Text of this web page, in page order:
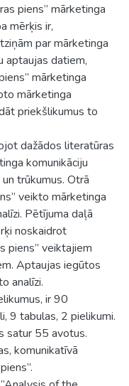
piens” mārketinga
mērķis ir,
par mārketinga
aptaujas datiem,
mārketinga
mārketinga
priekšlikumus to
dažādos literatūras
komunikāciju
trūkumus. Otrā
veikto mārketinga
Pētījuma daļā
noskaidrot
piens” veiktajiem
Aptaujas iegūtos
analīzi.
ir 90
9 tabulas, 2 pielikumi.
satur 55 avotus.
komunikatīvā